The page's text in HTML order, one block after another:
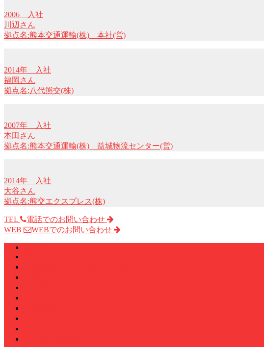
2006 入社
川辺さん
拠点名:熊本交通運輸(株) 本社(営)
2014年 入社
福岡さん
拠点名:八代熊交(株)
2007年 入社
本田さん
拠点名:熊本交通運輸(株) 益城物流センター(営)
2014年 入社
大谷さん
拠点名:熊交エクスプレス(株)
TEL
電話でのお問い合わせ
WEB
WEBでのお問い合わせ